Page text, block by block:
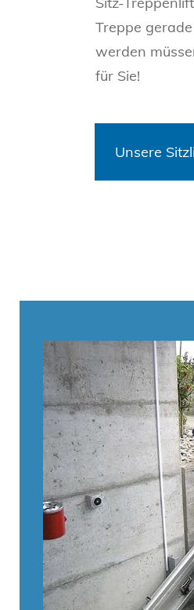
Treppe
werden
für Sie!
Unsere